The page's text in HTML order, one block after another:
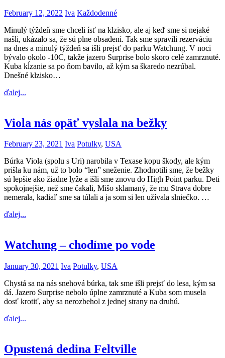
February 12, 2022 Iva Každodenné
Minulý týždeň sme chceli ísť na klzisko, ale aj keď sme si nejaké
našli, ukázalo sa, že sú plne obsadení. Tak sme spravili rezerváciu
na dnes a minulý týždeň sa išli prejsť do parku Watchung. V noci
bývalo okolo -10C, takže jazero Surprise bolo skoro celé zamrznuté.
Kuba kĺzanie sa po ňom bavilo, až kým sa škaredo nezrúbal.
Dnešné klzisko…
ďalej...
Viola nás opäť vyslala na bežky
February 23, 2021 Iva Potulky, USA
Búrka Viola (spolu s Uri) narobila v Texase kopu škody, ale kým
prišla ku nám, už to bolo “len” sneženie. Zhodnotili sme, že bežky
sú lepšie ako žiadne lyže a išli sme znovu do High Point parku. Deti
spokojnejšie, než sme čakali, Mišo sklamaný, že mu Strava dobre
nemerala, kadiaľ sme sa túlali a ja som si len užívala slniečko. …
ďalej...
Watchung – chodíme po vode
January 30, 2021 Iva Potulky, USA
Chystá sa na nás snehová búrka, tak sme išli prejsť do lesa, kým sa
dá. Jazero Surprise nebolo úplne zamrznuté a Kuba som musela
dosť krotiť, aby sa nerozbehol z jednej strany na druhú.
ďalej...
Opustená dedina Feltville